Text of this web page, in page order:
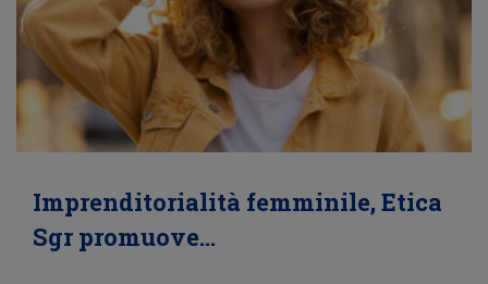
Imprenditorialità femminile, Etica
Sgr promuove…